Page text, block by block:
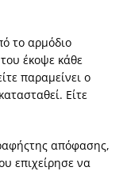
το αρμόδιο
έκοψε κάθε
παραμείνει ο
Είτε
απόφασης,
επιχείρησε να